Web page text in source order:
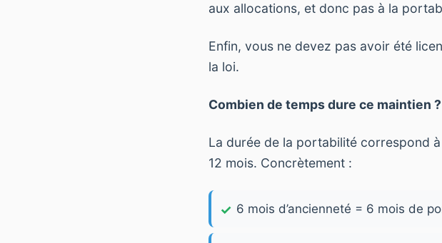
aux allocations, et donc pas à la
Enfin, vous ne devez pas avoir été
la loi.
Combien de temps dure ce maintien ?
La durée de la portabilité correspond
12 mois. Concrètement :
6 mois d’ancienneté = 6 mois de